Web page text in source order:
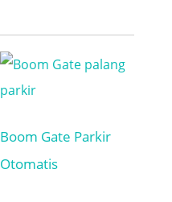
Boom Gate Parkir
Otomatis